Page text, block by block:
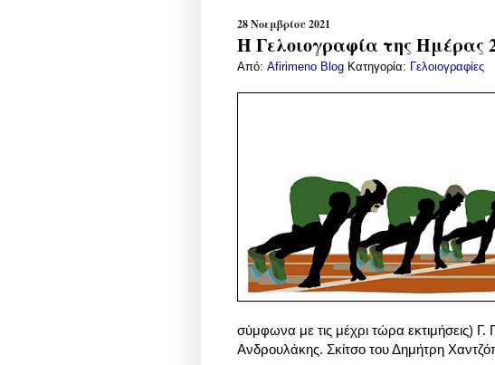
28 Νοεμβρίου 2021
Η Γελοιογραφία της Ημέρας
Από: Afirimeno Blog Κατηγορία: Γελοιογραφίες
σύμφωνα με τις μέχρι τώρα εκτιμήσεις)
Ανδρουλάκης. Σκίτσο του Δημήτρη